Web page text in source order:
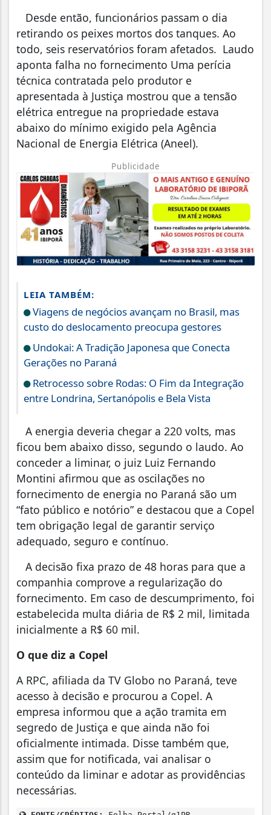
Desde então, funcionários passam o dia
retirando os peixes mortos dos tanques. Ao
todo, seis reservatórios foram afetados. Laudo
aponta falha no fornecimento Uma perícia
técnica contratada pelo produtor e
apresentada à Justiça mostrou que a tensão
elétrica entregue na propriedade estava
abaixo do mínimo exigido pela Agência
Nacional de Energia Elétrica (Aneel).
Publicidade
LEIA TAMBÉM:
Viagens de negócios avançam no Brasil, mas
custo do deslocamento preocupa gestores
Undokai: A Tradição Japonesa que Conecta
Gerações no Paraná
Retrocesso sobre Rodas: O Fim da Integração
entre Londrina, Sertanópolis e Bela Vista
A energia deveria chegar a 220 volts, mas
ficou bem abaixo disso, segundo o laudo. Ao
conceder a liminar, o juiz Luiz Fernando
Montini afirmou que as oscilações no
fornecimento de energia no Paraná são um
“fato público e notório” e destacou que a Copel
tem obrigação legal de garantir serviço
adequado, seguro e contínuo.
A decisão fixa prazo de 48 horas para que a
companhia comprove a regularização do
fornecimento. Em caso de descumprimento, foi
estabelecida multa diária de R$ 2 mil, limitada
inicialmente a R$ 60 mil.
O que diz a Copel
A RPC, afiliada da TV Globo no Paraná, teve
acesso à decisão e procurou a Copel. A
empresa informou que a ação tramita em
segredo de Justiça e que ainda não foi
oficialmente intimada. Disse também que,
assim que for notificada, vai analisar o
conteúdo da liminar e adotar as providências
necessárias.